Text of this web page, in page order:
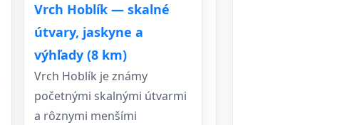
Vrch Hoblík — skalné
útvary, jaskyne a
výhľady (8 km)
Vrch Hoblík je známy
početnými skalnými útvarmi
a rôznymi menšími